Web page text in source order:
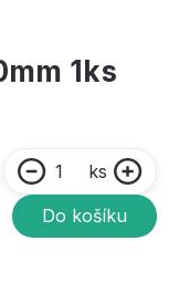
1ks
ks
Do košíku